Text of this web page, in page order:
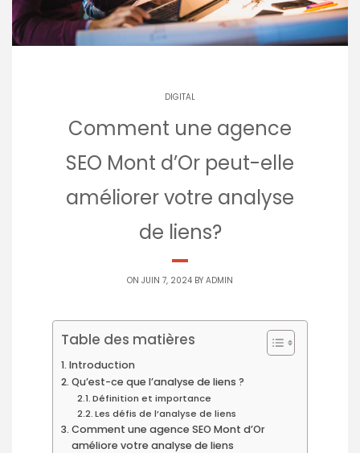
DIGITAL
Comment une agence
SEO Mont d’Or peut-elle
améliorer votre analyse
de liens?
ON JUIN 7, 2024 BY ADMIN
Table des matières
Introduction
Qu’est-ce que l’analyse de liens ?
Définition et importance
Les défis de l’analyse de liens
Comment une agence SEO Mont d’Or
améliore votre analyse de liens